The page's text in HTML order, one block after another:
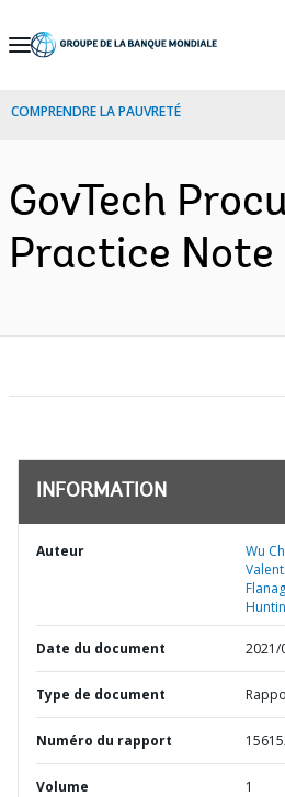
Skip
Navigation
COMPRENDRE LA PAUVRETÉ
GovTech
Practice Note
INFORMATION
Auteur
Wu
Date du document 2021/
Type de document
Numéro du rapport
Volume 1